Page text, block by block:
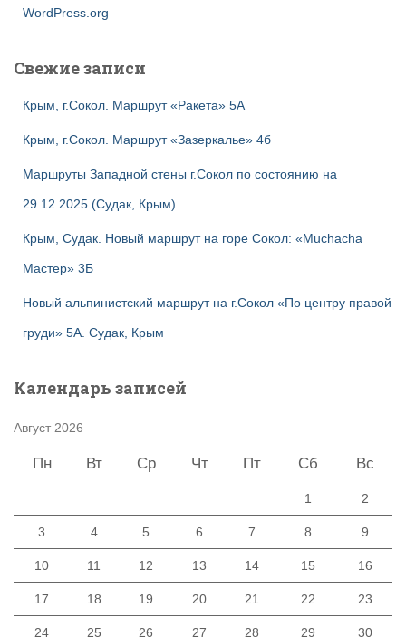
WordPress.org
Свежие записи
Крым, г.Сокол. Маршрут «Ракета» 5А
Крым, г.Сокол. Маршрут «Зазеркалье» 4б
Маршруты Западной стены г.Сокол по состоянию на
29.12.2025 (Судак, Крым)
Крым, Судак. Новый маршрут на горе Сокол: «Muchacha
Мастер» 3Б
Новый альпинистский маршрут на г.Сокол «По центру правой
груди» 5А. Судак, Крым
Календарь записей
Август 2026
Пн Вт Ср Чт Пт Сб Вс
1 2
3 4 5 6 7 8 9
10 11 12 13 14 15 16
17 18 19 20 21 22 23
24 25 26 27 28 29 30